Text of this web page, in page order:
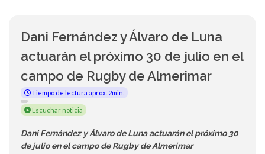
Dani Fernández y Álvaro de Luna
actuarán el próximo 30 de julio en el
campo de Rugby de Almerimar
Tiempo de lectura aprox. 2min.
Escuchar noticia
Dani Fernández y Álvaro de Luna actuarán el próximo 30
de julio en el campo de Rugby de Almerimar